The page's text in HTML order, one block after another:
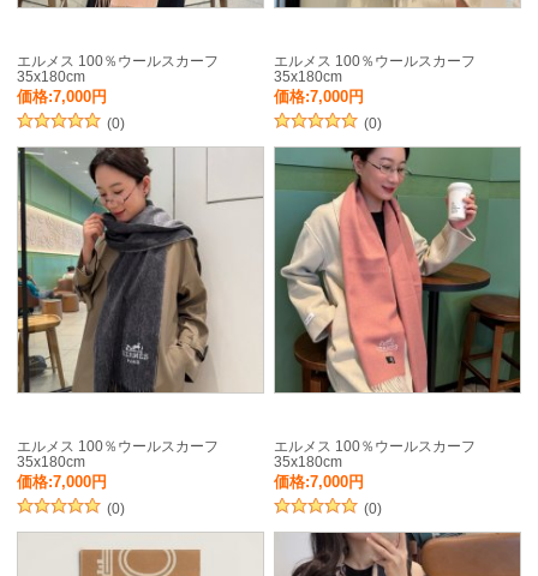
エルメス 100％ウールスカーフ
35x180cm
価格:7,000円
(0)
エルメス 100％ウールスカーフ
35x180cm
価格:7,000円
(0)
エルメス 100％ウールスカーフ
35x180cm
価格:7,000円
(0)
エルメス 100％ウールスカーフ
35x180cm
価格:7,000円
(0)